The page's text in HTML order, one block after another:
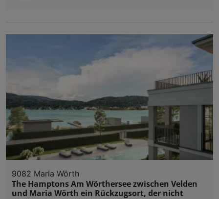
9082 Maria Wörth
The Hamptons Am Wörthersee zwischen Velden
und Maria Wörth ein Rückzugsort, der nicht